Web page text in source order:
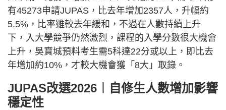
有45273申請JUPAS，比去年增加2357人，升幅約
5.5%，比率雖較去年緩和，不過在人數持續上升
下，入大學競爭仍然激烈，課程的入學分數很大機會
上升，吳寶城預料考生需5科達22分或以上，即比去
年增加約10%，才較大機會獲「8大」取錄。
JUPAS改選2026︱自修生人數增加影響
穩定性